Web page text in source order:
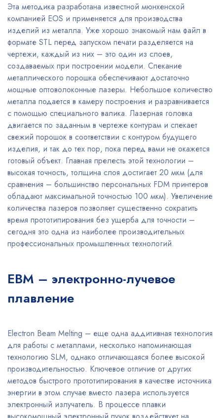
Эта методика разработана известной мюнхенской
компанией EOS и применяется для производства
изделий из металла. Уже хорошо знакомый нам файл в
формате STL перед запуском печати разделяется на
чертежи, каждый из них – это один из слоев,
создаваемых при построении модели. Спекание
металлического порошка обеспечивают достаточно
мощные оптоволоконные лазеры. Небольшое количество
металла подается в камеру построения и разравнивается
с помощью специального валика. Лазерная головка
двигается по заданным в чертеже контурам и спекает
свежий порошок в соответствии с контуром будущего
изделия, и так до тех пор, пока перед вами не окажется
готовый объект. Главная прелесть этой технологии –
высокая точность, толщина слоя достигает 20 мкм (для
сравнения – большинство персональных FDM принтеров
обладают максимальной точностью 100 мкм). Увеличение
количества лазеров позволяет существенно сократить
время прототипирования без ущерба для точности –
сегодня это одна из наиболее производительных
профессиональных промышленных технологий.
EBM – электронно-лучевое
плавление
Electron Beam Melting – еще одна аддитивная технология
для работы с металлами, несколько напоминающая
технологию SLM, однако отличающаяся более высокой
производительностью. Ключевое отличие от других
методов быстрого прототипирования в качестве источника
энергии в этом случае вместо лазера используется
электронный излучатель. В процессе плавки